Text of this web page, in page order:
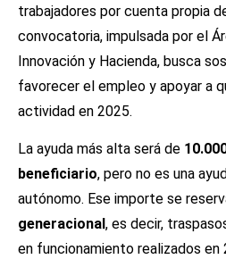
trabajadores por cuenta propia
convocatoria, impulsada por el
Innovación y Hacienda, busca
favorecer el empleo y apoyar a
actividad en 2025.
La ayuda más alta será de
beneficiario, pero no es una
autónomo. Ese importe se
generacional, es decir,
en funcionamiento realizados en